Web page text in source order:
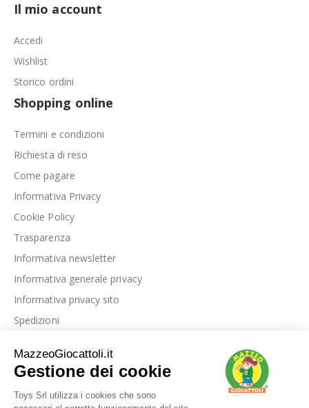
Il mio account
Accedi
Wishlist
Storico ordini
Shopping online
Termini e condizioni
Richiesta di reso
Come pagare
Informativa Privacy
Cookie Policy
Trasparenza
Informativa newsletter
Informativa generale privacy
Informativa privacy sito
Spedizioni
La nostra azienda
Le nostre recensioni